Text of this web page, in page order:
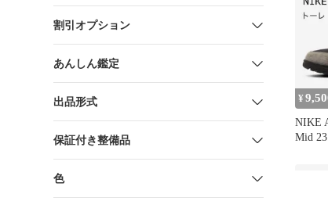
割引オプション
あんしん鑑定
出品形式
保証付き整備品
色
¥
NIKE
Mid